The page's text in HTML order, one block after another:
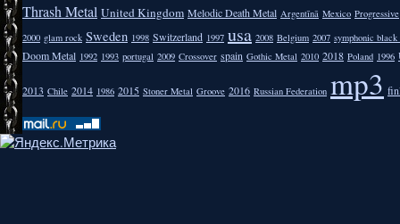
Thrash Metal United Kingdom Melodic Death Metal Argentīnā Mexico Progressive
2000 glam rock Sweden 1998 Switzerland 1997 usa 2008 Belgium 2007 symphonic
Doom Metal 1992 1993 portugal 2009 Crossover spain Gothic Metal 2010 2018 Poland 1996
2013 Chile 2014 1986 2015 Stoner Metal Groove 2016 Russian Federation mp3